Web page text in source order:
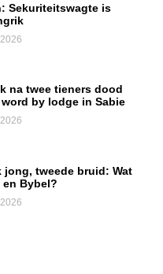
Sekuriteitswagte is
na twee tieners dood
by lodge in Sabie
jong, tweede bruid: Wat
en Bybel?